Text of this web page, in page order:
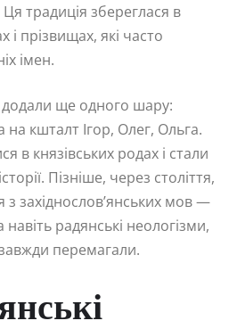
традиція збереглася в
і прізвищах, які часто
імен.
додали ще одного шару:
кшталт Ігор, Олег, Ольга.
в князівських родах і стали
Пізніше, через століття,
з західнослов’янських мов —
радянські неологізми,
перемагали.